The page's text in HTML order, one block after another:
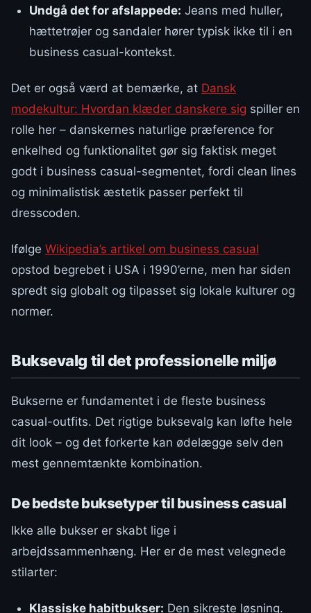
Undgå det for afslappede: Jeans med huller,
hættetrøjer og sandaler hører typisk ikke til i en
business casual-kontekst.
Det er også værd at bemærke, at Dansk
modekultur: Hvordan klæder danskere sig spiller en
rolle her – danskernes naturlige præference for
enkelhed og funktionalitet gør sig faktisk meget
godt i business casual-segmentet, fordi clean lines
og minimalistisk æstetik passer perfekt til
dresscoden.
Ifølge Wikipedia’s artikel om business casual
opstod begrebet i USA i 1990’erne, men har siden
spredt sig globalt og tilpasset sig lokale kulturer og
normer.
Buksevalg til det professionelle miljø
Bukserne er fundamentet i de fleste business
casual-outfits. Det rigtige buksevalg kan løfte hele
dit look – og det forkerte kan ødelægge selv den
mest gennemtænkte kombination.
De bedste buksetyper til business casual
Ikke alle bukser er skabt lige i
arbejdssammenhæng. Her er de mest velegnede
stilarter:
Klassiske habitbukser: Den sikreste løsning.